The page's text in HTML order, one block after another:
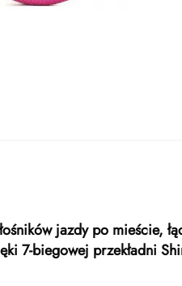
jazdy po mieście,
7-biegowej przekładni